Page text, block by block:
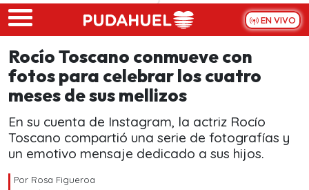
Skip to main content
EN VIVO
Rocío Toscano conmueve con
fotos para celebrar los cuatro
meses de sus mellizos
En su cuenta de Instagram, la actriz Rocío
Toscano compartió una serie de fotografías y
un emotivo mensaje dedicado a sus hijos.
Por Rosa Figueroa